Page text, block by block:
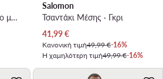
Τσαντάκι Μέσης · Σκούρο μπλε
Salomon
Τσαντάκι Μέσης · Γκρι
Τρέχουσα τιμή
41,99€
Κανονική τιμή49,99 €-16%
Η χαμηλότερη τιμή49,99 €-16%